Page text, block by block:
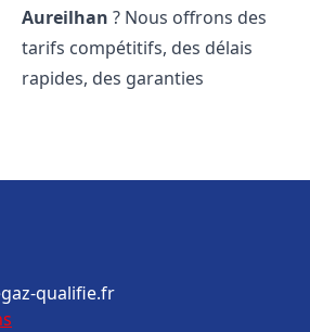
Aureilhan ? Nous offrons des
tarifs compétitifs, des délais
rapides, des garanties
qualifie.fr